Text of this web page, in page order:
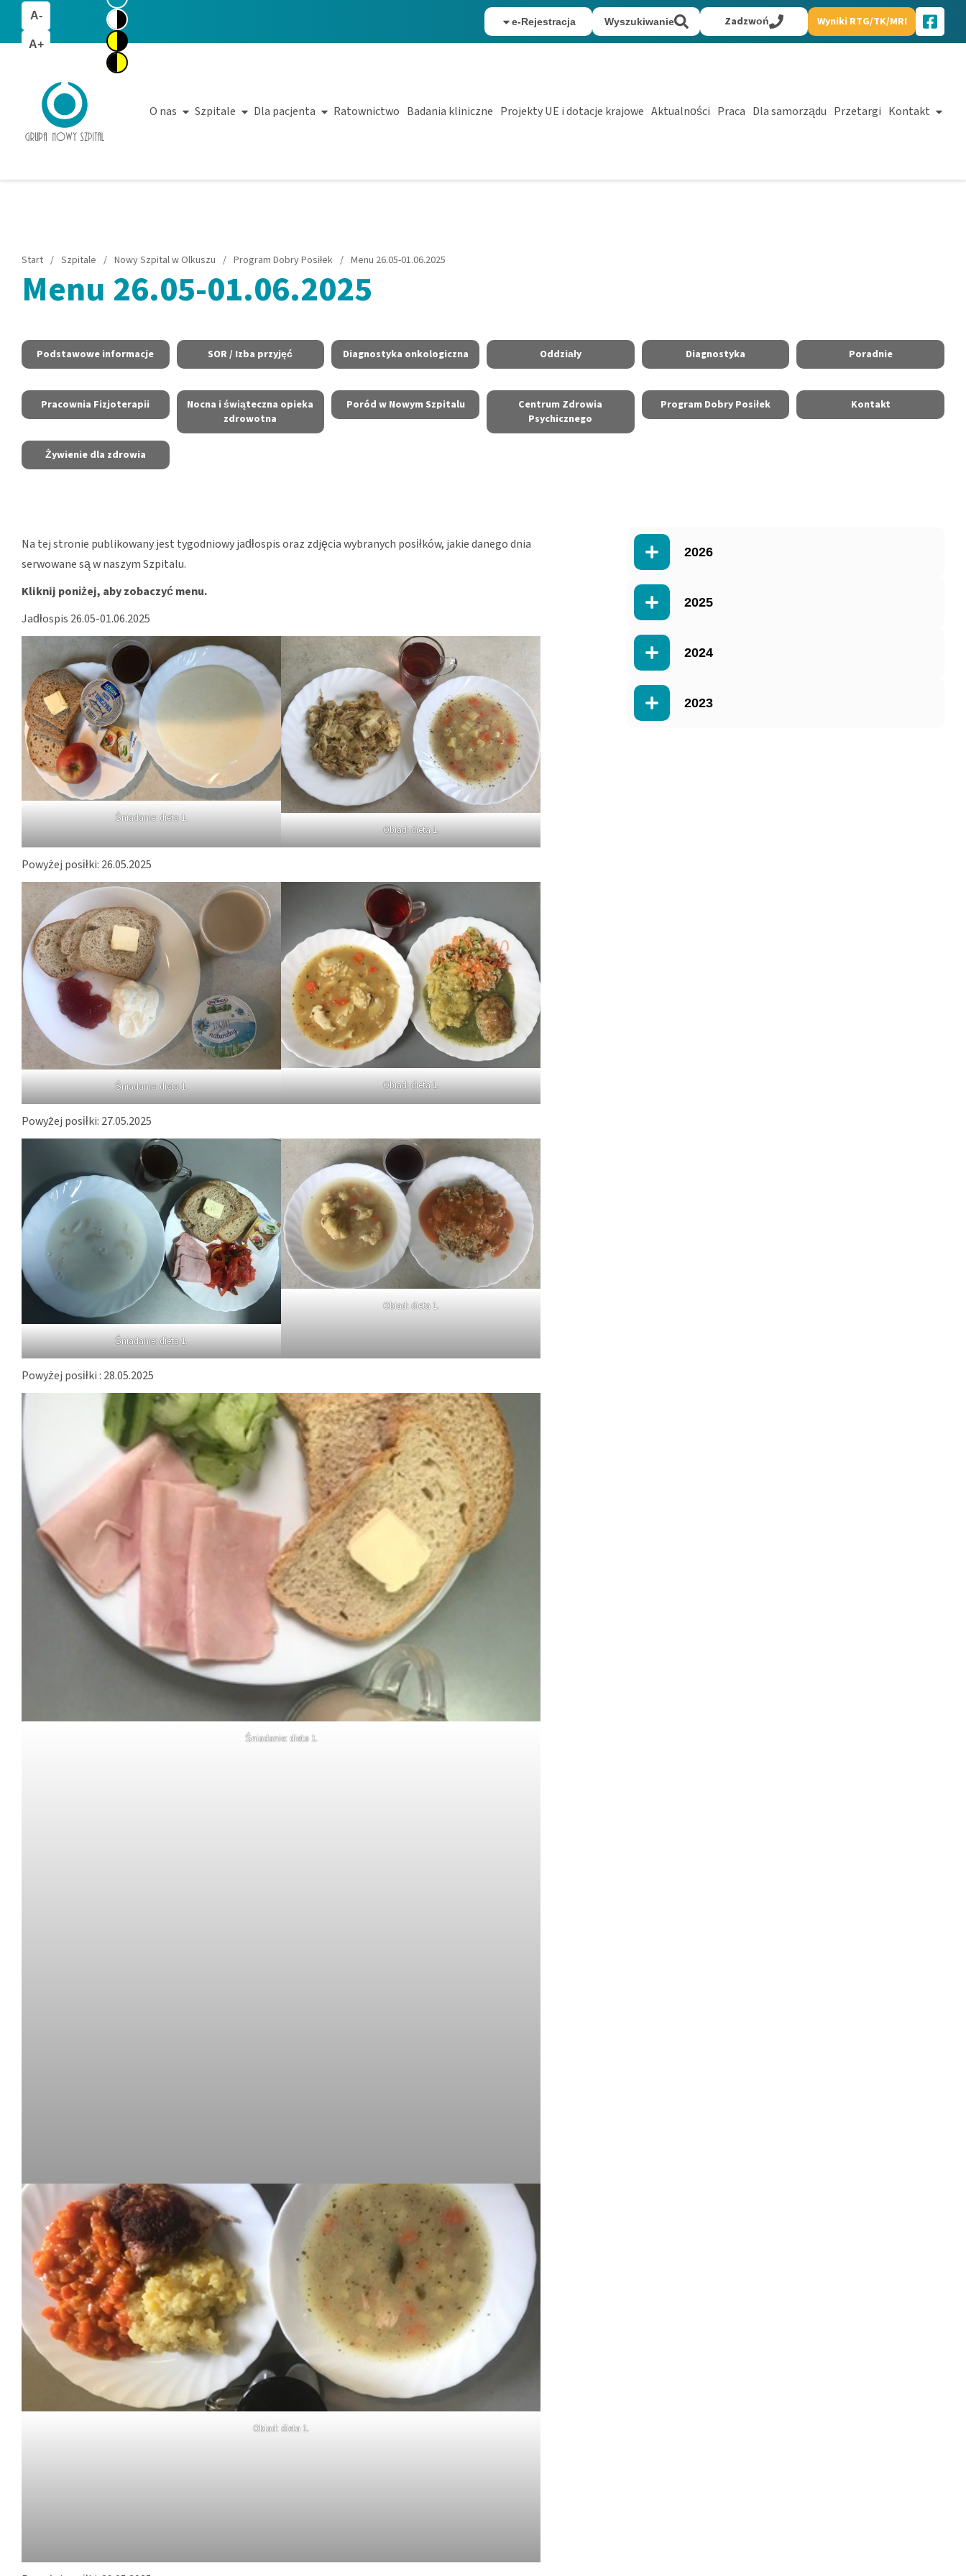
A-
A+
e-Rejestracja Wyszukiwanie Zadzwoń Wyniki RTG/TK/MRI
O nas Szpitale Dla pacjenta Ratownictwo Badania kliniczne Projekty UE i dotacje krajowe Aktualności Praca Dla samorządu Przetargi Kontakt
Start / Szpitale / Nowy Szpital w Olkuszu / Program Dobry Posiłek / Menu 26.05-01.06.2025
Menu 26.05-01.06.2025
Podstawowe informacje SOR / Izba przyjęć Diagnostyka onkologiczna Oddziały Diagnostyka Poradnie
Pracownia Fizjoterapii
Nocna i świąteczna opieka
zdrowotna
Poród w Nowym Szpitalu
Centrum Zdrowia
Psychicznego
Program Dobry Posiłek Kontakt
Żywienie dla zdrowia
Na tej stronie publikowany jest tygodniowy jadłospis oraz zdjęcia wybranych posiłków, jakie danego dnia
serwowane są w naszym Szpitalu.
Kliknij poniżej, aby zobaczyć menu.
Jadłospis 26.05-01.06.2025
Śniadanie: dieta 1.
Obiad: dieta 1.
Powyżej posiłki: 26.05.2025
Śniadanie: dieta 1. Obiad: dieta 1.
Powyżej posiłki: 27.05.2025
Śniadanie: dieta 1.
Obiad: dieta 1.
Powyżej posiłki : 28.05.2025
Śniadanie: dieta 1.
Obiad: dieta 1.
2026
2025
2024
2023